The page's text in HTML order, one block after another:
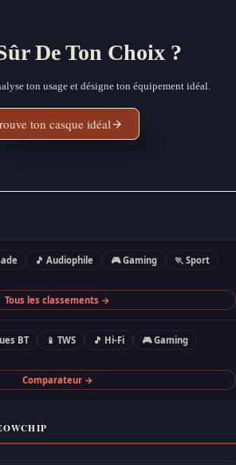
De Ton Choix ?
ton usage et désigne ton équipement idéal.
ton casque idéal
🎵 Audiophile 🎮 Gaming
🏃 Sport
Tous les classements →
BT 📱 TWS 🎵 Hi-Fi
🎮 Gaming
Comparateur →